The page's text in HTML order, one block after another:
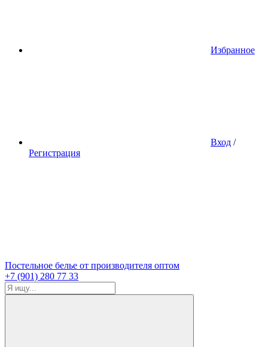
Избранное
Вход /
Регистрация
Постельное белье от производителя оптом
+7 (901) 280 77 33